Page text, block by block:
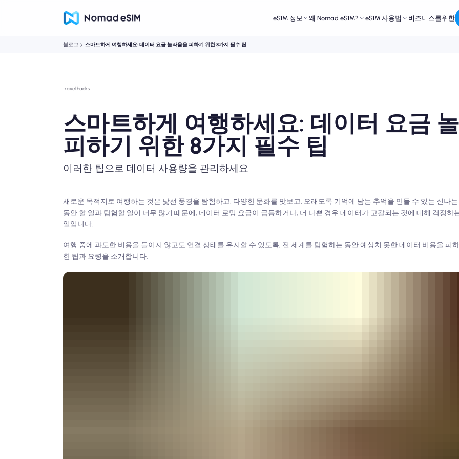
eSIM 정보 왜 Nomad eSIM? eSIM 사용법 비즈니스를위한
블로그 스마트하게 여행하세요: 데이터 요금 놀라움을 피하기 위한 8가지 필수 팁
travel hacks
스마트하게 여행하세요: 데이터 요금
피하기 위한 8가지 필수 팁
이러한 팁으로 데이터 사용량을 관리하세요
새로운 목적지로 여행하는 것은 낯선 풍경을 탐험하고, 다양한 문화를 맛보고, 오래도록 기억에 남는 추억을 만들 수 있는 신나
동안 할 일과 탐험할 일이 너무 많기 때문에, 데이터 로밍 요금이 급등하거나, 더 나쁜 경우 데이터가 고갈되는 것에 대해 걱정하
일입니다.
여행 중에 과도한 비용을 들이지 않고도 연결 상태를 유지할 수 있도록, 전 세계를 탐험하는 동안 예상치 못한 데이터 비용을 피
한 팁과 요령을 소개합니다.